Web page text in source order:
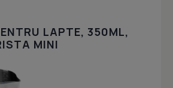
LAPTE, 350ML,
MINI